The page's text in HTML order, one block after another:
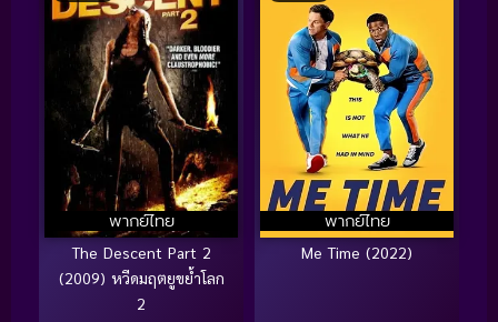
พากย์ไทย
The Descent Part 2
(2009) หวีดมฤตยูขย้ำโลก
2
พากย์ไทย
Me Time (2022)